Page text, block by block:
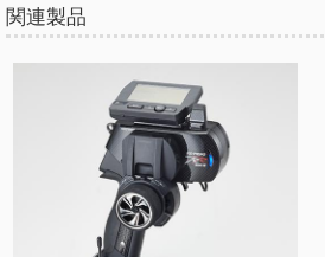
関連製品